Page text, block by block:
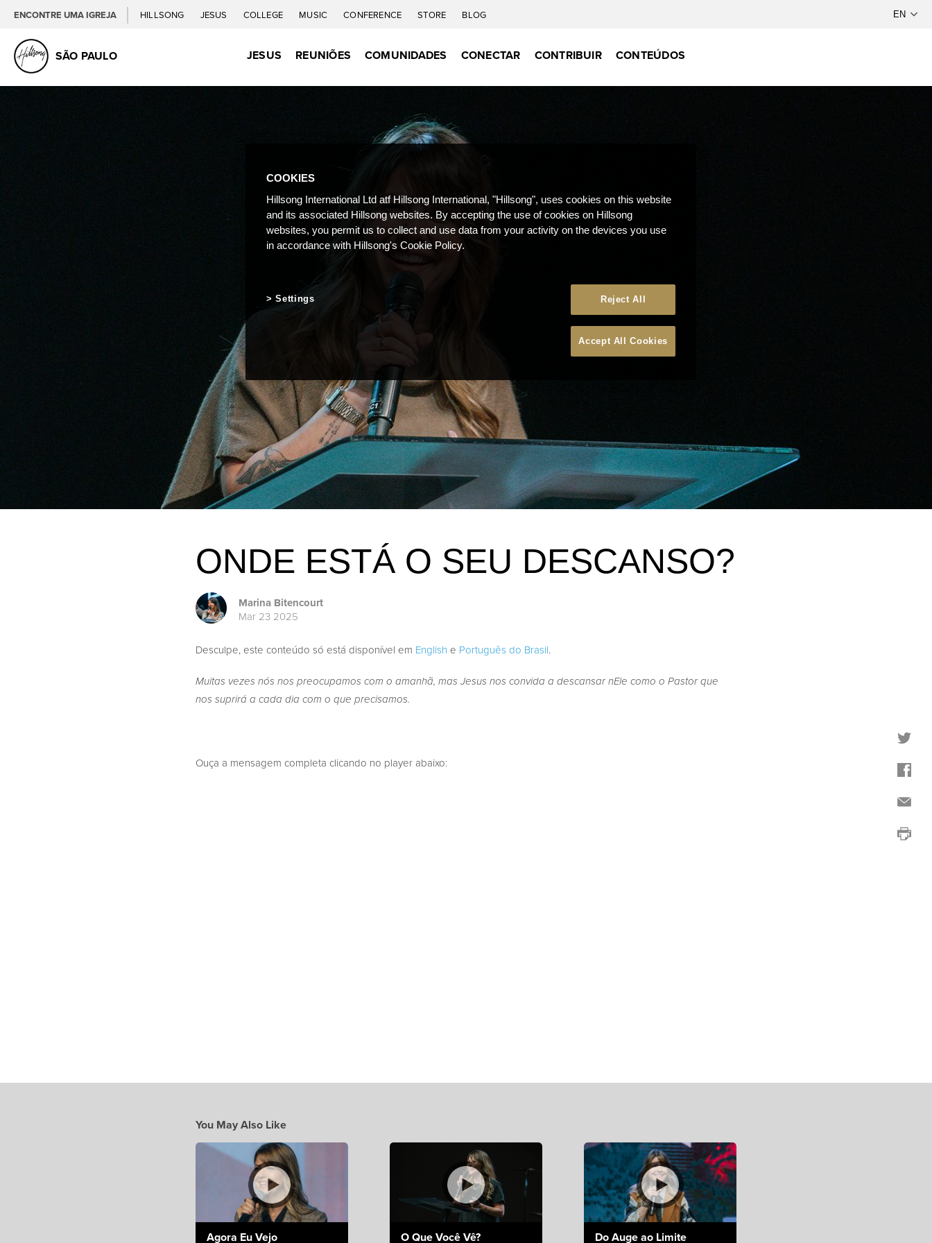
ENCONTRE UMA IGREJA HILLSONG JESUS COLLEGE MUSIC CONFERENCE STORE BLOG
SÃO PAULO JESUS REUNIÕES COMUNIDADES CONECTAR CONTRIBUIR CONTEÚDOS
ONDE ESTÁ O SEU DESCANSO?
Marina Bitencourt
Mar 23 2025
Desculpe, este conteúdo só está disponível em English e Português do Brasil.
Muitas vezes nós nos preocupamos com o amanhã, mas Jesus nos convida a descansar nEle como o Pastor que
nos suprirá a cada dia com o que precisamos.
Ouça a mensagem completa clicando no player abaixo:
You May Also Like
Agora Eu Vejo O Que Você Vê? Do Auge ao Limite
COOKIES
Hillsong International Ltd atf Hillsong International, "Hillsong", uses cookies on this website
and its associated Hillsong websites. By accepting the use of cookies on Hillsong
websites, you permit us to collect and use data from your activity on the devices you use
in accordance with Hillsong's Cookie Policy.
Reject All
Accept All Cookies
Settings